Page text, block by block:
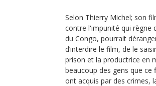
Selon Thierry Michel; son
contre l'impunité qui règne
du Congo, pourrait
d’interdire le film, de le
prison et la productrice en
beaucoup des gens que ce
ont acquis par des crimes,